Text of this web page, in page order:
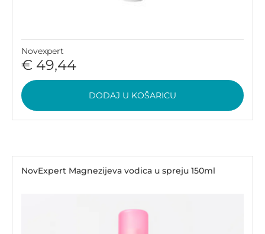
Novexpert
€ 49,44
DODAJ U KOŠARICU
NovExpert Magnezijeva vodica u spreju 150ml